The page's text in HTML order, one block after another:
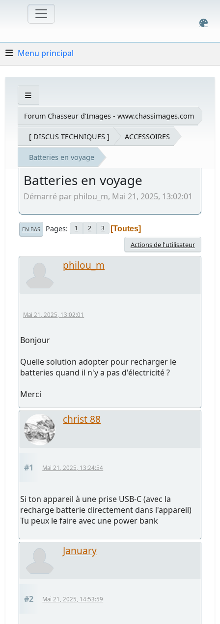
Menu principal
Forum Chasseur d'Images - www.chassimages.com
[ DISCUS TECHNIQUES ] ACCESSOIRES
Batteries en voyage
Batteries en voyage
Démarré par philou_m, Mai 21, 2025, 13:02:01
EN BAS Pages 1 2 3 Toutes
Actions de l'utilisateur
philou_m
Mai 21, 2025, 13:02:01
Bonjour
Quelle solution adopter pour recharger le
batteries quand il n'y a pas d'électricité ?
Merci
christ 88
#1 Mai 21, 2025, 13:24:54
Si ton appareil à une prise USB-C (avec la
recharge batterie directement dans l'appareil)
Tu peux le faire avec une power bank
January
#2 Mai 21, 2025, 14:53:59